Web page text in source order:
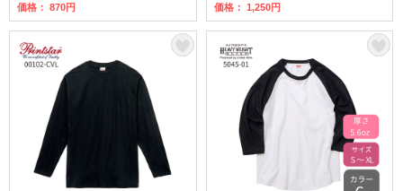
価格： 870円 価格： 1,250円